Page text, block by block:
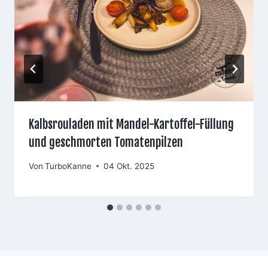
Kalbsrouladen mit Mandel-Kartoffel-Füllung
und geschmorten Tomatenpilzen
Von TurboKanne 04 Okt. 2025